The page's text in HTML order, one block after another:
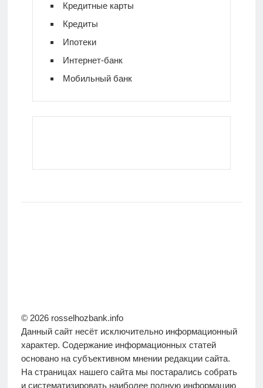
Кредитные карты
Кредиты
Ипотеки
Интернет-банк
Мобильный банк
© 2026 rosselhozbank.info
Данный сайт несёт исключительно информационный
характер. Содержание информационных статей
основано на субъективном мнении редакции сайта.
На страницах нашего сайта мы постарались собрать
и систематизировать наиболее полную информацию